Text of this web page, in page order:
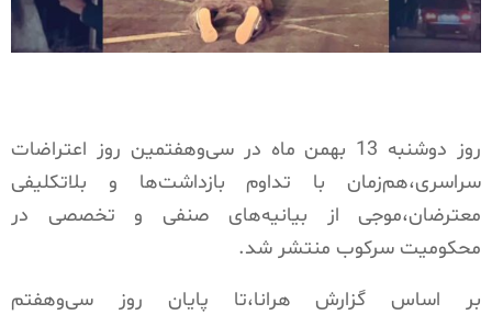
روز دوشنبه 13 بهمن ماه در سی‌وهفتمین روز اعتراضات
سراسری،هم‌زمان با تداوم بازداشت‌ها و بلاتکلیفی
معترضان،موجی از بیانیه‌های صنفی و تخصصی در
محکومیت سرکوب منتشر شد.
بر اساس گزارش هرانا،تا پایان روز سی‌وهفتم